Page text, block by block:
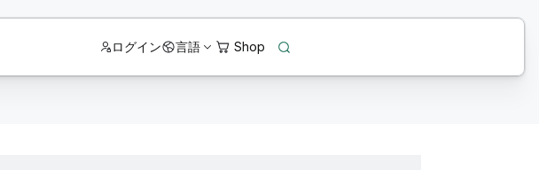
ログイン 言語